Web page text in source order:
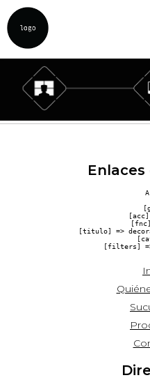
[titulo] =>
[filters]